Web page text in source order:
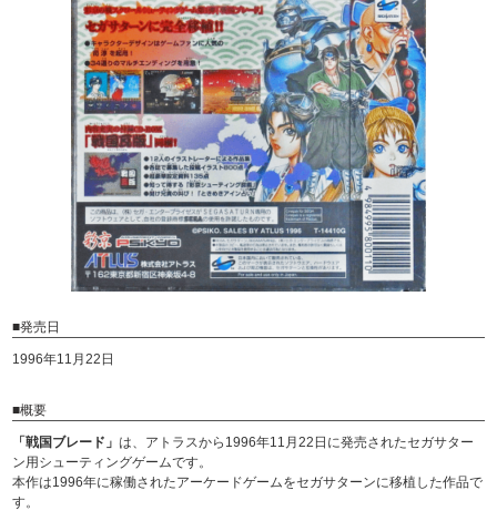
■発売日
1996年11月22日
■概要
「戦国ブレード」は、アトラスから1996年11月22日に発売されたセガサター
ン用シューティングゲームです。
本作は1996年に稼働されたアーケードゲームをセガサターンに移植した作品で
す。